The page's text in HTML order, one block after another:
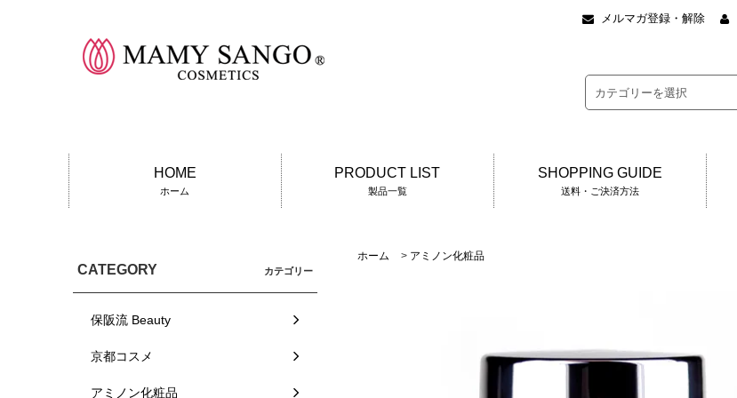
メルマガ登録・解除
HOME
ホーム
PRODUCT LIST
製品一覧
SHOPPING GUIDE
送料・ご決済方法
ホーム > アミノン化粧品
CATEGORY カテゴリー
保阪流 Beauty
京都コスメ
アミノン化粧品